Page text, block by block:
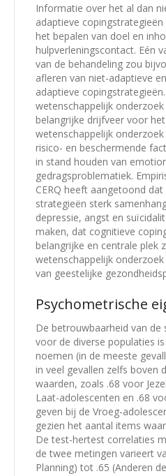
Informatie over het al dan
adaptieve
het bepalen van doel en
hulpverleningscontact. Eén
van de behandeling zou
afleren van niet-adaptieve
adaptieve
wetenschappelijk
belangrijke drijfveer voor
wetenschappelijk
risico- en beschermende
in stand houden van
gedragsproblematiek.
CERQ heeft aangetoond
strategieën sterk
depressie, angst en
maken, dat cognitieve
belangrijke en centrale plek
wetenschappelijk
van geestelijke
Psychometrische
De betrouwbaarheid van de
voor de diverse populaties
noemen (in de meeste
in veel gevallen zelfs boven
waarden, zoals .68 voor
Laat-adolescenten en .68
geven bij de Vroeg-
gezien het aantal items
De test-hertest correlaties
de twee metingen varieert
Planning) tot .65 (Anderen